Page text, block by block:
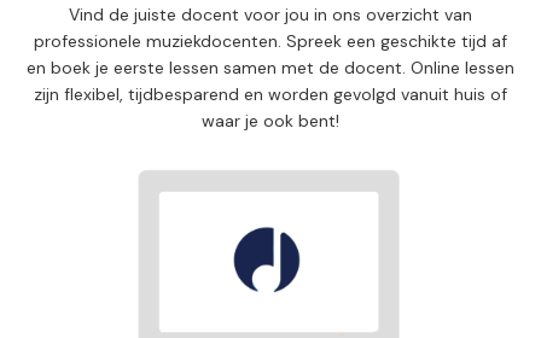
Vind de juiste docent voor jou in ons overzicht van
professionele muziekdocenten. Spreek een geschikte tijd af
en boek je eerste lessen samen met de docent. Online lessen
zijn flexibel, tijdbesparend en worden gevolgd vanuit huis of
waar je ook bent!